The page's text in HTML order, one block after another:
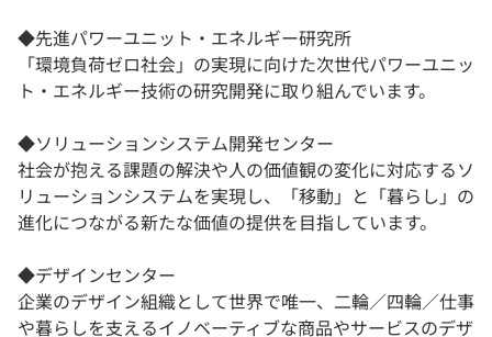
◆先進パワーユニット・エネルギー研究所
「環境負荷ゼロ社会」の実現に向けた次世代パワーユニッ
ト・エネルギー技術の研究開発に取り組んでいます。
◆ソリューションシステム開発センター
社会が抱える課題の解決や人の価値観の変化に対応するソ
リューションシステムを実現し、「移動」と「暮らし」の
進化につながる新たな価値の提供を目指しています。
◆デザインセンター
企業のデザイン組織として世界で唯一、二輪／四輪／仕事
や暮らしを支えるイノベーティブな商品やサービスのデザ